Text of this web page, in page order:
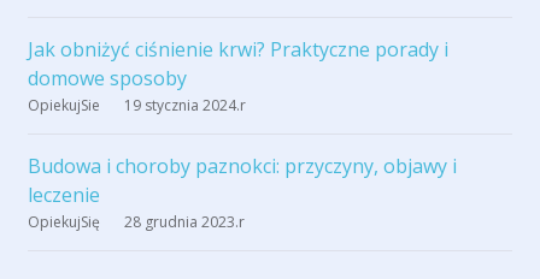
Jak obniżyć ciśnienie krwi? Praktyczne porady i
domowe sposoby
OpiekujSie 19 stycznia 2024.r
Budowa i choroby paznokci: przyczyny, objawy i
leczenie
OpiekujSię 28 grudnia 2023.r